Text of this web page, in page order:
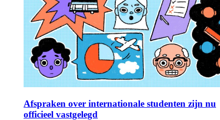
Afspraken over internationale studenten zijn nu
officieel vastgelegd